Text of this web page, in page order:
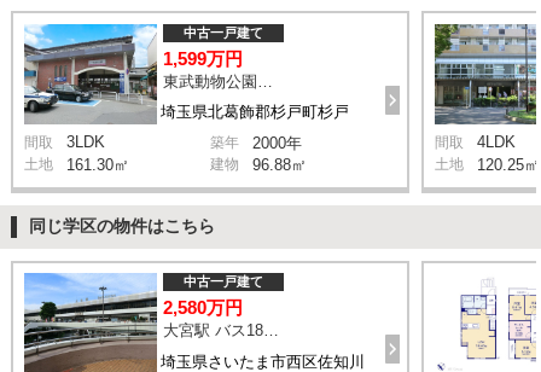
埼玉県北葛飾郡杉戸町杉戸
中古一戸建て
1,599万円
間取 3LDK 築年 2000年
土地 161.30㎡ 建物 96.88㎡
間取 4LDK
土地 120.25㎡
同じ学区の物件はこちら
埼玉県さいたま市西区佐知川
中古一戸建て
2,580万円
大宮駅 バス18分 停歩7分